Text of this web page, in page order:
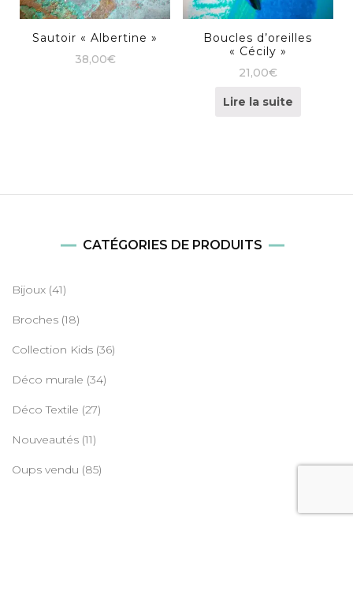
Sautoir « Albertine »
38,00€
Boucles d’oreilles
« Cécily »
21,00€
Lire la suite
CATÉGORIES DE PRODUITS
Bijoux (41)
Broches (18)
Collection Kids (36)
Déco murale (34)
Déco Textile (27)
Nouveautés (11)
Oups vendu (85)